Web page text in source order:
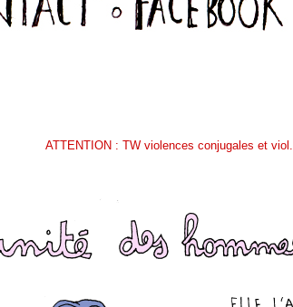
ATTENTION : TW violences conjugales et viol.